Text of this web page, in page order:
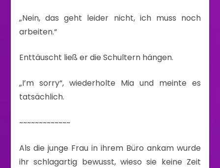
„Nein, das geht leider nicht, ich muss noch
arbeiten.“
Enttäuscht ließ er die Schultern hängen.
„I’m sorry“, wiederholte Mia und meinte es
tatsächlich.
~~~~~~~~~~~~~
Als die junge Frau in ihrem Büro ankam wurde
ihr schlagartig bewusst, wieso sie keine Zeit